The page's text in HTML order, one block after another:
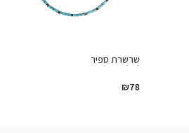
שרשרת ספיר
₪78